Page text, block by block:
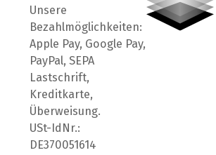
Unsere
Bezahlmöglichkeiten:
Apple Pay, Google Pay,
PayPal, SEPA
Lastschrift,
Kreditkarte,
Überweisung.
USt-IdNr.:
DE370051614